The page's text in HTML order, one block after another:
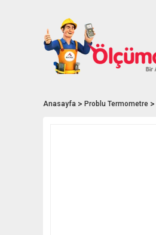
Anasayfa Problu Termometre